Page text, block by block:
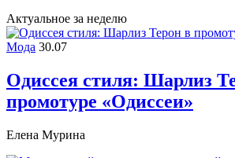
Актуальное за неделю
Мода 30.07
Одиссея стиля: Шарлиз
промотуре «Одиссеи»
Елена Мурина